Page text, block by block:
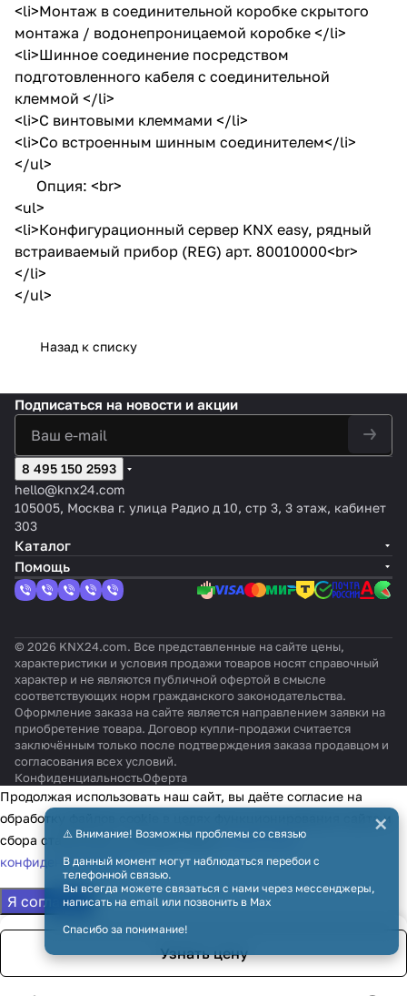
<li>Монтаж в соединительной коробке скрытого
монтажа / водонепроницаемой коробке </li>
<li>Шинное соединение посредством
подготовленного кабеля с соединительной
клеммой </li>
<li>С винтовыми клеммами </li>
<li>Со встроенным шинным соединителем</li>
</ul>
Опция: <br>
<ul>
<li>Конфигурационный сервер KNX easy, рядный
встраиваемый прибор (REG) арт. 80010000<br>
</li>
</ul>
Назад к списку
Узнать цену
Подписаться на новости и акции
8 495 150 2593
hello@knx24.com
105005, Москва г. улица Радио д 10, стр 3, 3 этаж, кабинет
303
Каталог
Помощь
© 2026 KNX24.com. Все представленные на сайте цены,
характеристики и условия продажи товаров носят справочный
характер и не являются публичной офертой в смысле
соответствующих норм гражданского законодательства.
Оформление заказа на сайте является направлением заявки на
приобретение товара. Договор купли-продажи считается
заключённым только после подтверждения заказа продавцом и
согласования всех условий.
КонфиденциальностьОферта
⚠️ Внимание! Возможны проблемы со связью
В данный момент могут наблюдаться перебои с
телефонной связью.
Вы всегда можете связаться с нами через мессенджеры,
написать на email или позвонить в Max
Спасибо за понимание!
×
Продолжая использовать наш сайт, вы даёте согласие на
обработку файлов cookie в целях функционирования сайта и
сбора статистики в соответствии сполитикой
конфиденциальности
Я согласен